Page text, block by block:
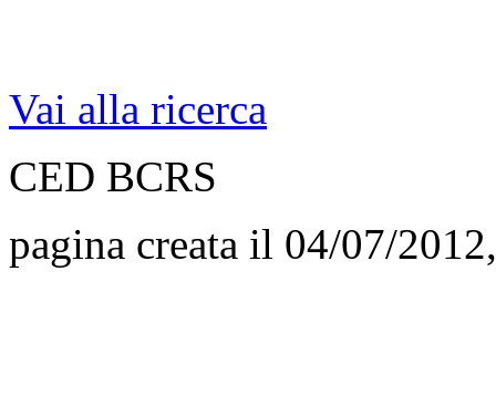
Vai alla ricerca
CED BCRS
pagina creata il 04/07/